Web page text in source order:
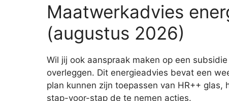
Maatwerkadvies
(augustus 2026)
Wil jij ook aanspraak maken op een
overleggen. Dit energieadvies bevat een
plan kunnen zijn toepassen van HR++
stap-voor-stap de te nemen acties.